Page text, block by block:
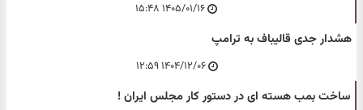
۱۴۰۵/۰۱/۱۶ ۱۵:۴۸
هشدار جدی قالیباف به ترامپ
۱۴۰۴/۱۲/۰۶ ۱۲:۵۹
ساخت بمب هسته ای در دستور کار مجلس ایران !